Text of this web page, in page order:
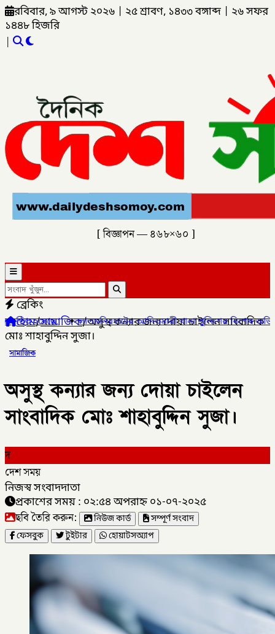
রবিবার, ৯ আগস্ট ২০২৬ ২৫ শ্রাবণ, ১৪৩৩ বঙ্গাব্দ
২৬ সফর
১৪৪৮ হিজরি
|
[ বিজ্ঞাপন — ৪৬৮×৬০ ]
ব্রেকিং
লালমনিরহাটের আদিতমারী থানা পুলিশের বিশেষ অভিযানে , মাদক
হোম/সামাজিক/অসুস্থ কন্যার জন্য দোয়া চাইলেন সাংবাদিক
মোঃ শাহাবুদ্দিন সুজা।
সামাজিক
অসুস্থ কন্যার জন্য দোয়া চাইলেন
সাংবাদিক মোঃ শাহাবুদ্দিন সুজা।
দ
দেশ সময়
নিজস্ব সংবাদদাতা
প্রকাশের সময় : ০২:৫৪ অপরাহ্ন ০১-০৭-২০২৫
ছবি তৈরি করুন: নিউজ কার্ড
সম্পূর্ণ সংবাদ
ফেসবুক
টুইটার হোয়াটসঅ্যাপ